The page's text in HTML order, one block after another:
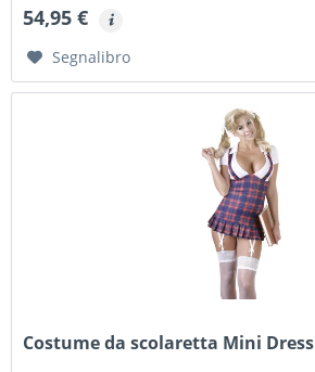
54,95 €
Segnalibro
Costume da scolaretta Mini Dress